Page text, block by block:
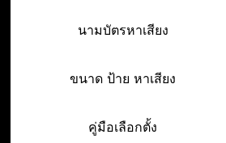
นามบัตรหาเสียง
ขนาด ป้าย หาเสียง
คู่มือเลือกตั้ง